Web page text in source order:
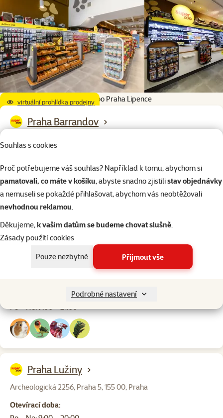
Souhlas s cookies
Proč potřebujeme váš souhlas? Například k tomu, abychom si
pamatovali, co máte v košíku, abyste snadno zjistilistav objednávky
a nemuseli se pokaždé přihlašovat, abychom vás neobtěžovali
nevhodnou reklamou.
Děkujeme,k vašim datům se budeme chovat slušně.
Zásady použití cookies
Pouze nezbytné
Přijmout vše
Podrobné nastavení
virtuální prohlídka prodejnySuper zoo Praha Lipence
Praha Barrandov
Otevírací doba:
Po – Ne: 9:00 – 20:00
Praha Novodvorská
Obchodní centrum Novo Plaza, Novodvorská 1800/136, Praha
Po – Ne: 9:00 – 21:00
Praha Lužiny
Archeologická 2256, Praha 5, 155 00, Praha
Otevírací doba: